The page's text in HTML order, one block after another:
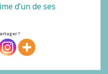
d’un de ses
?